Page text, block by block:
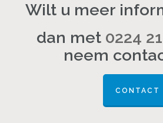
Wilt u meer
dan met 0224
neem
CONTACT